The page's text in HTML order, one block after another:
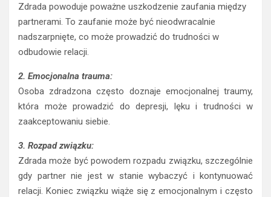
Zdrada powoduje poważne uszkodzenie zaufania między
partnerami. To zaufanie może być nieodwracalnie
nadszarpnięte, co może prowadzić do trudności w
odbudowie relacji.
2. Emocjonalna trauma:
Osoba zdradzona często doznaje emocjonalnej traumy,
która może prowadzić do depresji, lęku i trudności w
zaakceptowaniu siebie.
3. Rozpad związku:
Zdrada może być powodem rozpadu związku, szczególnie
gdy partner nie jest w stanie wybaczyć i kontynuować
relacji. Koniec związku wiąże się z emocjonalnym i często